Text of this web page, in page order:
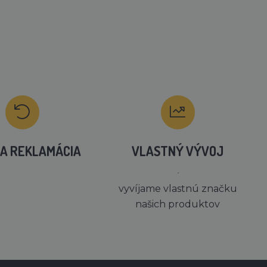
REKLAMÁCIA VLASTNÝ VÝVOJ
´
vyvíjame vlastnú značku
našich produktov